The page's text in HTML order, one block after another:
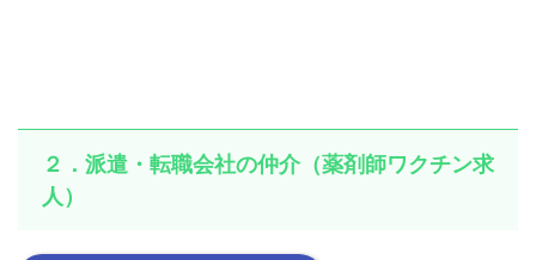
２．派遣・転職会社の仲介（薬剤師ワクチン求
人）